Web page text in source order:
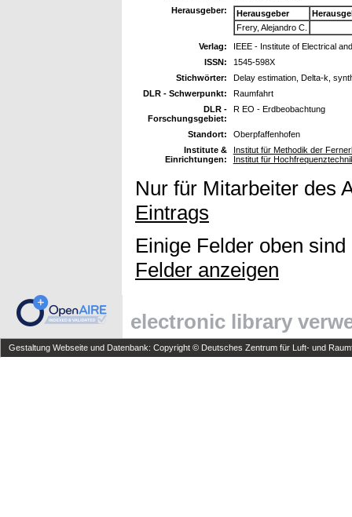
Herausgeber:
Herausgeber
Frery, Alejandro C.
Verlag:
IEEE - Institute of Electrical
ISSN:
1545-598X
Stichwörter:
Delay estimation, Delta-k,
DLR - Schwerpunkt:
Raumfahrt
DLR -
Forschungsgebiet:
R EO - Erdbeobachtung
Standort:
Oberpfaffenhofen
Institute &
Einrichtungen:
Institut für Methodik der
Institut für
Nur für Mitarbeiter des
Eintrags
Einige Felder oben
Felder anzeigen
electronic library
Gestaltung Webseite und Datenbank: Copyright © Deutsches Zentrum für Luft- und